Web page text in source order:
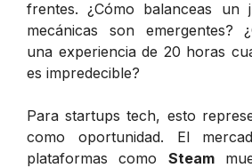
frentes. ¿Cómo balanceas un
mecánicas son emergentes?
una experiencia de 20 horas
es impredecible?
Para startups tech, esto
como oportunidad. El
plataformas como Steam